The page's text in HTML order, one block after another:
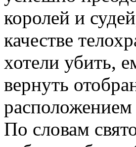
королей и
качестве
хотели убить,
вернуть
По словам